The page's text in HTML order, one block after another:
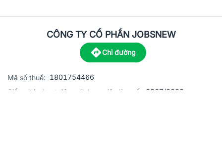
CÔNG TY CỔ PHẦN JOBSNEW
Chỉ đường
Mã số thuế: 1801754466
Giấy phép hoạt động dịch vụ việc làm số:
5867/2023